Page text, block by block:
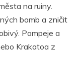
na ruiny.
bomb a zničit
Pompeje a
Krakatoa z